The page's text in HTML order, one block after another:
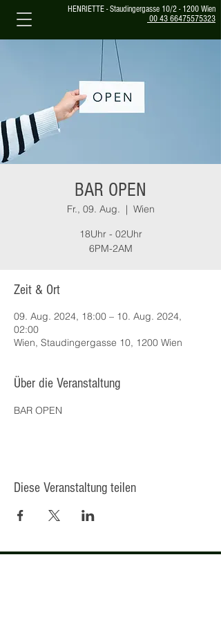
HENRIETTE - Staudingergasse 10/2 - 1200 Wien
00 43 66475575323
BAR OPEN
Fr., 09. Aug.
  |
Wien
18Uhr - 02Uhr
6PM-2AM
Zeit & Ort
09. Aug. 2024, 18:00 – 10. Aug. 2024,
02:00
Wien, Staudingergasse 10, 1200 Wien
Über die Veranstaltung
BAR OPEN
Diese Veranstaltung teilen